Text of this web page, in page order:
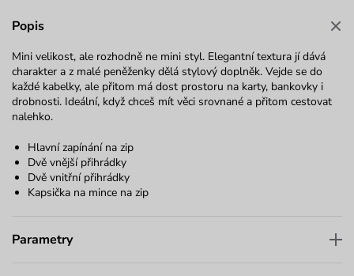
Popis
Mini velikost, ale rozhodně ne mini styl. Elegantní textura jí dává
charakter a z malé peněženky dělá stylový doplněk. Vejde se do
každé kabelky, ale přitom má dost prostoru na karty, bankovky i
drobnosti. Ideální, když chceš mít věci srovnané a přitom cestovat
nalehko.
Hlavní zapínání na zip
Dvě vnější přihrádky
Dvě vnitřní přihrádky
Kapsička na mince na zip
Parametry